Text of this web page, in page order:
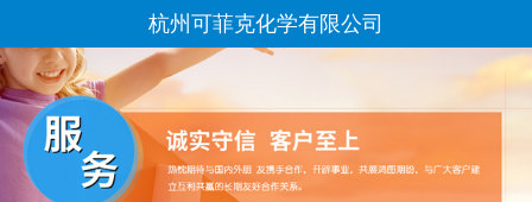
杭州可菲克化学有限公司